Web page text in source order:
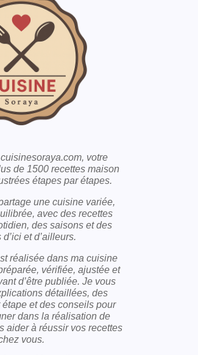
votre
de 1500 recettes maison
étapes par étapes.
une cuisine variée,
avec des recettes
des saisons et des
et d’ailleurs.
réalisée dans ma cuisine
vérifiée, ajustée et
d’être publiée. Je vous
détaillées, des
et des conseils pour
dans la réalisation de
aider à réussir vos recettes
vous.